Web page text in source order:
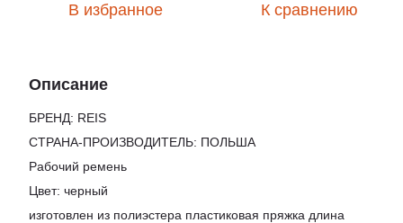
В избранное К сравнению
Описание
БРЕНД: REIS
СТРАНА-ПРОИЗВОДИТЕЛЬ: ПОЛЬША
Рабочий ремень
Цвет: черный
изготовлен из полиэстера пластиковая пряжка длина